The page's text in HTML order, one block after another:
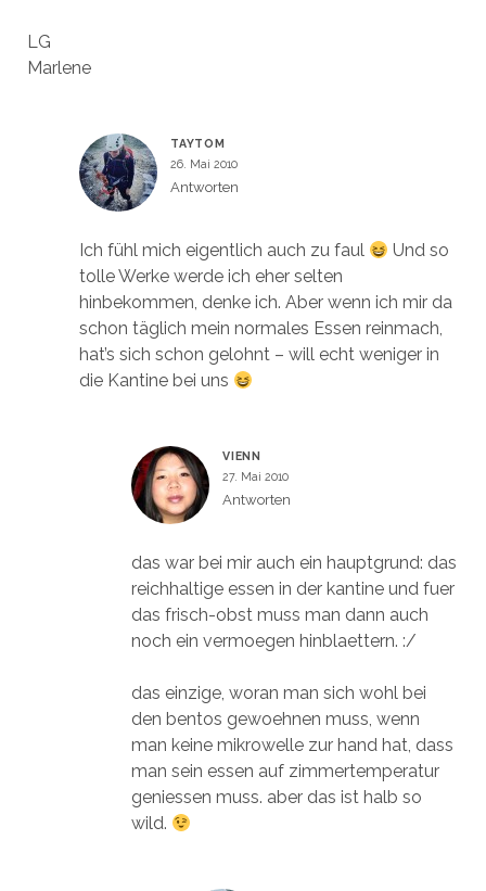
LG
Marlene
TAYTOM
26. Mai 2010
Antworten
Ich fühl mich eigentlich auch zu faul
Und so
tolle Werke werde ich eher selten
hinbekommen, denke ich. Aber wenn ich mir da
schon täglich mein normales Essen reinmach,
hat’s sich schon gelohnt – will echt weniger in
die Kantine bei uns
VIENN
27. Mai 2010
Antworten
das war bei mir auch ein hauptgrund: das
reichhaltige essen in der kantine und fuer
das frisch-obst muss man dann auch
noch ein vermoegen hinblaettern. :/
das einzige, woran man sich wohl bei
den bentos gewoehnen muss, wenn
man keine mikrowelle zur hand hat, dass
man sein essen auf zimmertemperatur
geniessen muss. aber das ist halb so
wild.